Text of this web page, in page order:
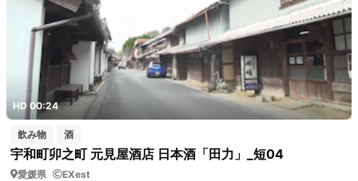
HD 00:24
飲み物 酒
宇和町卯之町 元見屋酒店 日本酒「田力」_短04
愛媛県 EXest